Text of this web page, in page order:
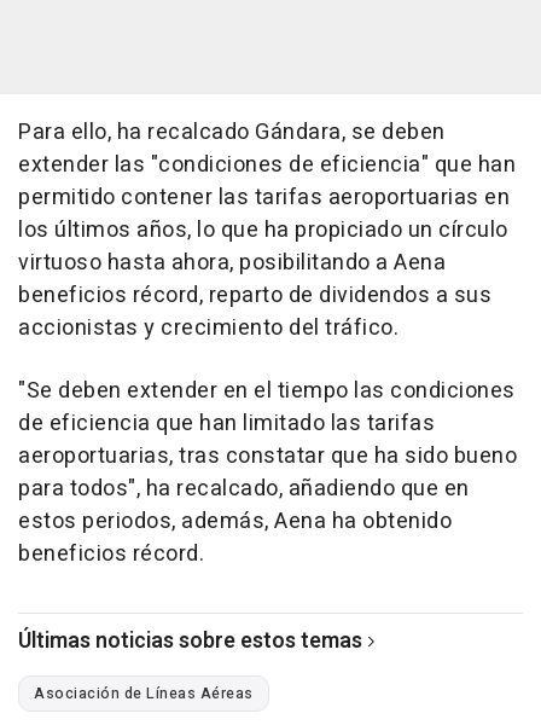
Para ello, ha recalcado Gándara, se deben
extender las "condiciones de eficiencia" que han
permitido contener las tarifas aeroportuarias en
los últimos años, lo que ha propiciado un círculo
virtuoso hasta ahora, posibilitando a Aena
beneficios récord, reparto de dividendos a sus
accionistas y crecimiento del tráfico.
"Se deben extender en el tiempo las condiciones
de eficiencia que han limitado las tarifas
aeroportuarias, tras constatar que ha sido bueno
para todos", ha recalcado, añadiendo que en
estos periodos, además, Aena ha obtenido
beneficios récord.
Últimas noticias sobre estos temas
Asociación de Líneas Aéreas